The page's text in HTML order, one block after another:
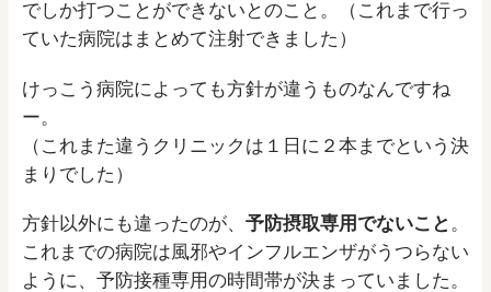
でしか打つことができないとのこと。（これまで行っ
ていた病院はまとめて注射できました）
けっこう病院によっても方針が違うものなんですね
ー。
（これまた違うクリニックは１日に２本までという決
まりでした）
方針以外にも違ったのが、 予防摂取専用でないこと 。
これまでの病院は風邪やインフルエンザがうつらない
ように、予防接種専用の時間帯が決まっていました。